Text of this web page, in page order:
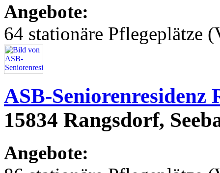
Angebote:
64 stationäre Pflegeplätze
ASB-Seniorenresidenz
15834 Rangsdorf,
Angebote: